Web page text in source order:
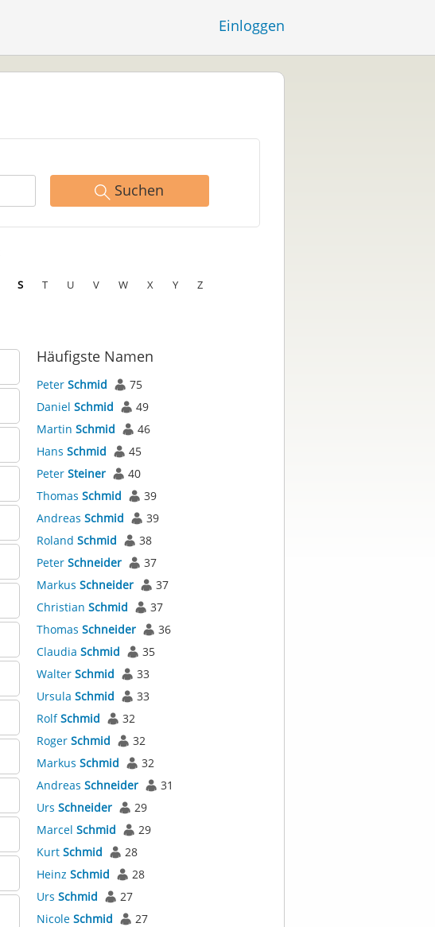
Einloggen
Suchen
S T U V W X Y Z
Häufigste Namen
Peter Schmid
75
Daniel Schmid
49
Martin Schmid
46
Hans Schmid
45
Peter Steiner
40
Thomas Schmid
39
Andreas Schmid
39
Roland Schmid
38
Peter Schneider
37
Markus Schneider
37
Christian Schmid
37
Thomas Schneider
36
Claudia Schmid
35
Walter Schmid
33
Ursula Schmid
33
RolfSchmid
32
Roger Schmid
32
Markus Schmid
32
Andreas Schneider
31
Urs Schneider
29
Marcel Schmid
29
Kurt Schmid
28
Heinz Schmid
28
Urs Schmid
27
Nicole Schmid
27